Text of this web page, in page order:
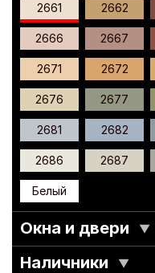
2661
2662
2666 2667
2671 2672
2676 2677
2681 2682
2686 2687
Белый
Окна и двери ▼
Наличники ▼